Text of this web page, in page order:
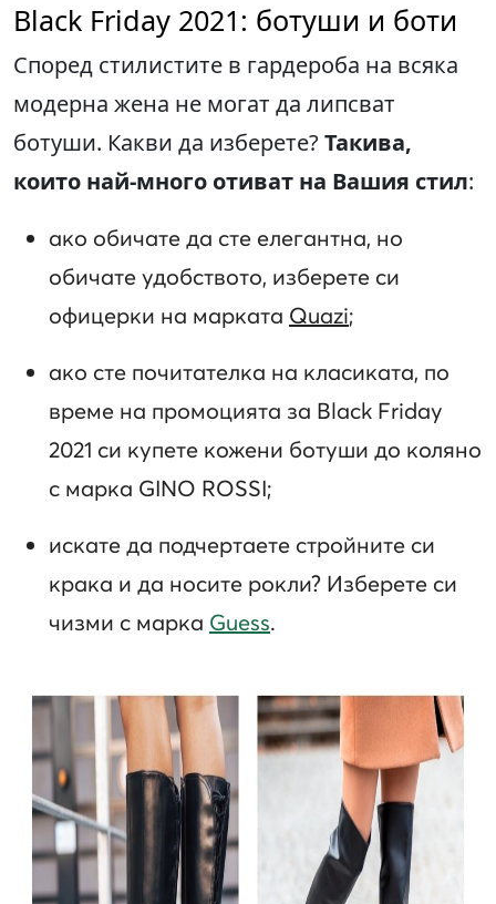
Black Friday 2021: ботуши и боти
Според стилистите в гардероба на всяка
модерна жена не могат да липсват
ботуши. Какви да изберете?Такива,
които най-много отиват на Вашия стил:
ако обичате да сте елегантна, но
обичате удобството, изберете си
офицерки на марката Quazi;
ако сте почитателка на класиката, по
време на промоцията за Black Friday
2021 си купете кожени ботуши до коляно
с марка GINO ROSSI;
искате да подчертаете стройните си
крака и да носите рокли? Изберете си
чизми с марка Guess.